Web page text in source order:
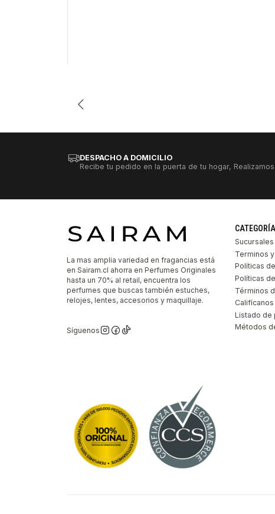
DESPACHO A DOMICILIO
Recibe tu pedido en la puerta de tu hogar,
La mas amplia variedad en fragancias está
en Sairam.cl ahorra en Perfumes Originales
hasta un 70% al retail, encuentra los
perfumes que buscas también estuches,
relojes, lentes, accesorios y maquillaje.
Síguenos
Sucursales
Terminos
Políticas
Políticas
Términos
Califícanos
Listado de
Métodos